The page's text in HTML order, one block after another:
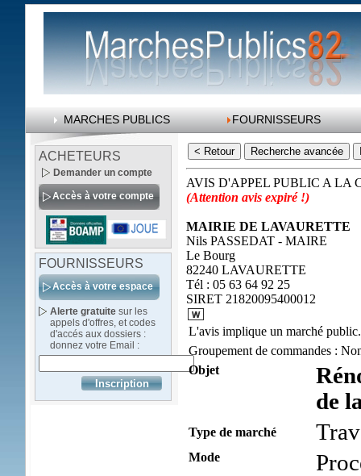
MARCHES PUBLICS FOURNISSEURS
ACHETEURS
Demander un compte
Accès à votre compte
FOURNISSEURS
Accès à votre espace
Alerte gratuite sur les
appels d'offres, et codes
d'accés aux dossiers :
donnez votre Email :
AVIS D'APPEL PUBLIC A LA
(Attention avis expiré !)
MAIRIE DE LAVAURETTE
Nils PASSEDAT - MAIRE
Le Bourg
82240 LAVAURETTE
Tél : 05 63 64 92 25
SIRET 21820095400012
L'avis implique un marché public.
Groupement de commandes :
Objet
de
Type de marché
Mode